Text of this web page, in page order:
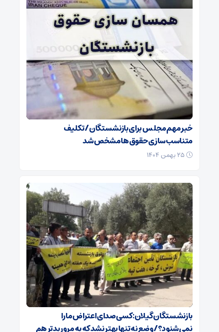
خبر مهم مجلس برای بازنشستگان/ تکلیف
متناسب‌سازی حقوق‌ها مشخص شد
بازنشستگان گیلان: کسی صدای اعتراض ما را
نمی‌شنود؟/ وضع نه تنها بهتر نشد که به مرور بدتر هم